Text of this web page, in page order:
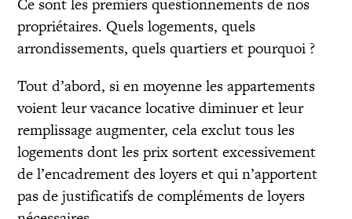
Ce sont les premiers questionnements de nos
propriétaires. Quels logements, quels
arrondissements, quels quartiers et pourquoi ?
Tout d’abord, si en moyenne les appartements
voient leur vacance locative diminuer et leur
remplissage augmenter, cela exclut tous les
logements dont les prix sortent excessivement
de l’encadrement des loyers et qui n’apportent
pas de justificatifs de compléments de loyers